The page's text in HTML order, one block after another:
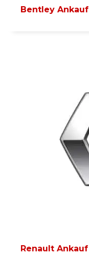
Bentley Ankauf
Renault Ankauf